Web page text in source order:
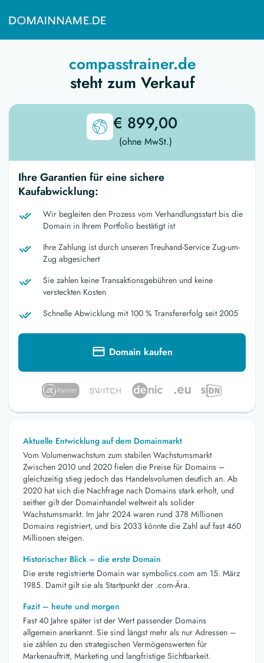
compasstrainer.de
steht zum Verkauf
€ 899,00
(ohne MwSt.)
Ihre Garantien für eine sichere
Kaufabwicklung:
Wir begleiten den Prozess vom Verhandlungsstart bis die
Domain in Ihrem Portfolio bestätigt ist
Ihre Zahlung ist durch unseren Treuhand-Service Zug-um-
Zug abgesichert
Sie zahlen keine Transaktionsgebühren und keine
versteckten Kosten
Schnelle Abwicklung mit 100 % Transfererfolg seit 2005
Domain kaufen
Aktuelle Entwicklung auf dem Domainmarkt
Vom Volumenwachstum zum stabilen Wachstumsmarkt
Zwischen 2010 und 2020 fielen die Preise für Domains –
gleichzeitig stieg jedoch das Handelsvolumen deutlich an. Ab
2020 hat sich die Nachfrage nach Domains stark erholt, und
seither gilt der Domainhandel weltweit als solider
Wachstumsmarkt. Im Jahr 2024 waren rund 378 Millionen
Domains registriert, und bis 2033 könnte die Zahl auf fast 460
Millionen steigen.
Historischer Blick – die erste Domain
Die erste registrierte Domain war symbolics.com am 15. März
1985. Damit gilt sie als Startpunkt der .com-Ära.
Fazit – heute und morgen
Fast 40 Jahre später ist der Wert passender Domains
allgemein anerkannt. Sie sind längst mehr als nur Adressen –
sie zählen zu den strategischen Vermögenswerten für
Markenauftritt, Marketing und langfristige Sichtbarkeit.